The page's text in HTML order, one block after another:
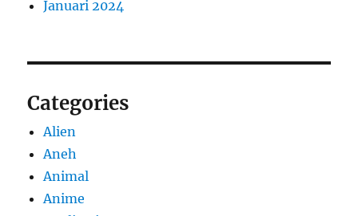
Januari 2024
Categories
Alien
Aneh
Animal
Anime